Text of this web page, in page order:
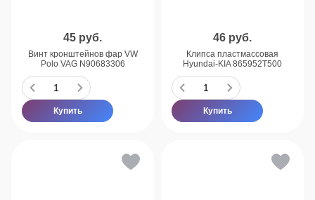
45 руб.
Винт кронштейнов фар VW
Polo VAG N90683306
Купить
46 руб.
Клипса пластмассовая
Hyundai-KIA 865952T500
Купить